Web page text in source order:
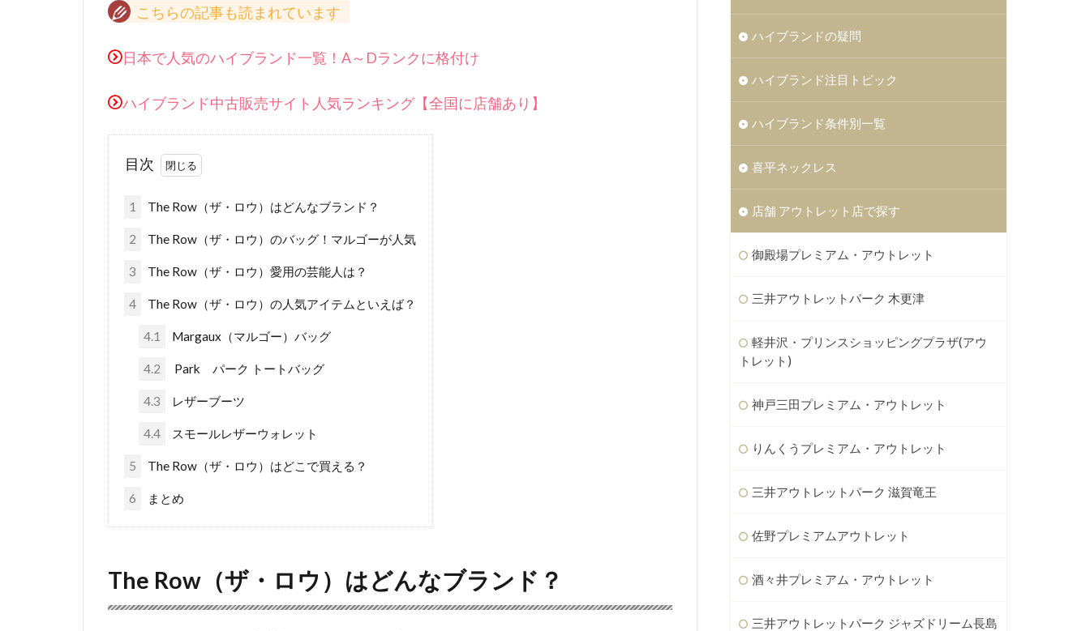
こちらの記事も読まれています
日本で人気のハイブランド一覧！A～Dランクに格付け
ハイブランド中古販売サイト人気ランキング【全国に店舗あり】
目次
1 The Row（ザ・ロウ）はどんなブランド？
2 The Row（ザ・ロウ）のバッグ！マルゴーが人気
3 The Row（ザ・ロウ）愛用の芸能人は？
4 The Row（ザ・ロウ）の人気アイテムといえば？
4.1 Margaux（マルゴー）バッグ
4.2 Park パーク トートバッグ
4.3 レザーブーツ
4.4 スモールレザーウォレット
5 The Row（ザ・ロウ）はどこで買える？
6 まとめ
The Row（ザ・ロウ）はどんなブランド？
ハイブランドの疑問
ハイブランド注目トピック
ハイブランド条件別一覧
喜平ネックレス
店舗 アウトレット店で探す
御殿場プレミアム・アウトレット
三井アウトレットパーク 木更津
軽井沢・プリンスショッピングプラザ(アウ
トレット)
神戸三田プレミアム・アウトレット
りんくうプレミアム・アウトレット
三井アウトレットパーク 滋賀竜王
佐野プレミアムアウトレット
酒々井プレミアム・アウトレット
三井アウトレットパーク ジャズドリーム長島